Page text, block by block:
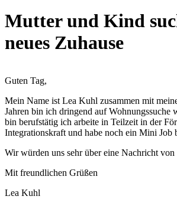
Mutter und Kind
neues Zuhause
Guten Tag,
Mein Name ist Lea Kuhl zusammen mit
Jahren bin ich dringend auf Wohnungssuche
bin berufstätig ich arbeite in Teilzeit in der
Integrationskraft und habe noch ein Mini Job
Wir würden uns sehr über eine Nachricht von
Mit freundlichen Grüßen
Lea Kuhl